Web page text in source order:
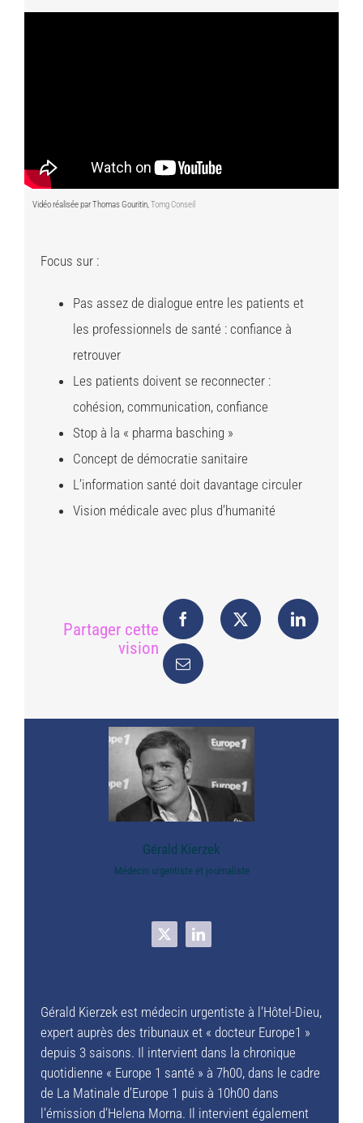
Vidéo réalisée par Thomas Gouritin, Tomg Conseil
Focus sur :
Pas assez de dialogue entre les patients et
les professionnels de santé : confiance à
retrouver
Les patients doivent se reconnecter :
cohésion, communication, confiance
Stop à la « pharma basching »
Concept de démocratie sanitaire
L’information santé doit davantage circuler
Vision médicale avec plus d’humanité
Partager cette
vision
Gérald Kierzek
Médecin urgentiste et journaliste
Gérald Kierzek est médecin urgentiste à l’Hôtel-Dieu,
expert auprès des tribunaux et « docteur Europe1 »
depuis 3 saisons. Il intervient dans la chronique
quotidienne « Europe 1 santé » à 7h00, dans le cadre
de La Matinale d’Europe 1 puis à 10h00 dans
l’émission d’Helena Morna. Il intervient également